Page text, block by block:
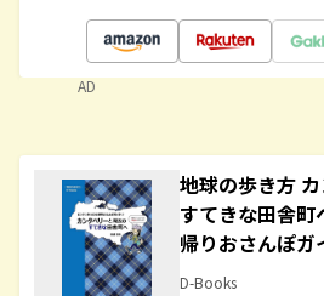
AD
地球の歩き方
すてきな田舎町
帰りおさんぽ
D-Books